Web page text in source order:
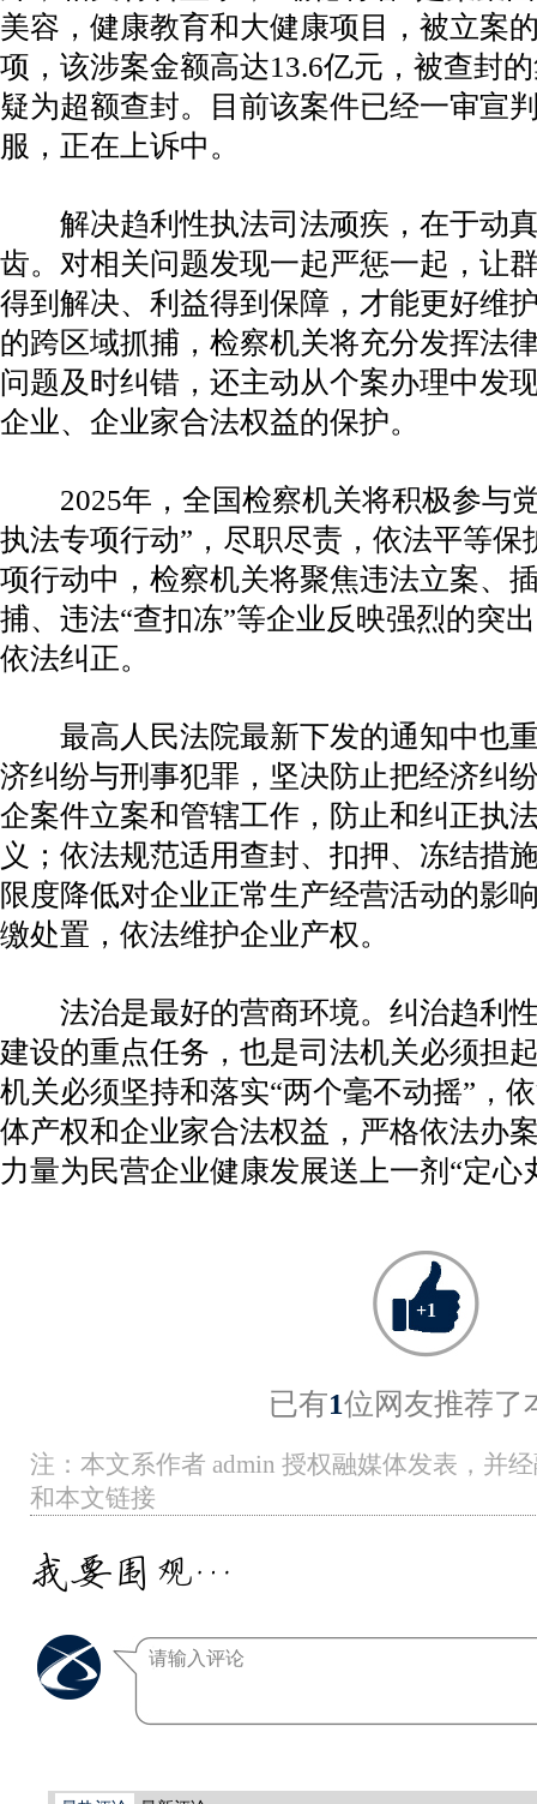
美容，健康教育和大健康项目，被立案
项，该涉案金额高达13.6亿元，被查封
疑为超额查封。目前该案件已经一审宣
服，正在上诉中。
解决趋利性执法司法顽疾，在于动真
齿。对相关问题发现一起严惩一起，让
得到解决、利益得到保障，才能更好维
的跨区域抓捕，检察机关将充分发挥法
问题及时纠错，还主动从个案办理中发
企业、企业家合法权益的保护。
2025年，全国检察机关将积极参与
执法专项行动”，尽职尽责，依法平等保
项行动中，检察机关将聚焦违法立案、
捕、违法“查扣冻”等企业反映强烈的突
依法纠正。
最高人民法院最新下发的通知中也重
济纠纷与刑事犯罪，坚决防止把经济纠
企案件立案和管辖工作，防止和纠正执
义；依法规范适用查封、扣押、冻结措
限度降低对企业正常生产经营活动的影
缴处置，依法维护企业产权。
法治是最好的营商环境。纠治趋利性
建设的重点任务，也是司法机关必须担
机关必须坚持和落实“两个毫不动摇”，
体产权和企业家合法权益，严格依法办
力量为民营企业健康发展送上一剂“定心
+1
已有1位网友推荐了
注：本文系作者 admin 授权融媒体发表，并
和本文链接
我要围观…